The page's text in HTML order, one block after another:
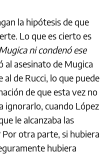
la hipótesis de que
Lo que es cierto es
ni condenó ese
al asesinato de Mugica
de Rucci, lo que puede
de que esta vez no
ignorarlo, cuando López
le alcanzaba las
otra parte, si hubiera
hubiera